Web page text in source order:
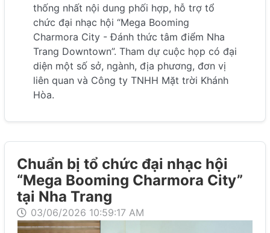
thống nhất nội dung phối hợp, hỗ trợ tổ
chức đại nhạc hội “Mega Booming
Charmora City - Đánh thức tâm điểm Nha
Trang Downtown”. Tham dự cuộc họp có đại
diện một số sở, ngành, địa phương, đơn vị
liên quan và Công ty TNHH Mặt trời Khánh
Hòa.
Chuẩn bị tổ chức đại nhạc hội
“Mega Booming Charmora City”
tại Nha Trang
03/06/2026 10:59:17 AM